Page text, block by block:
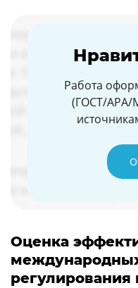
Работа
(ГОСТ/APA/
Оценка